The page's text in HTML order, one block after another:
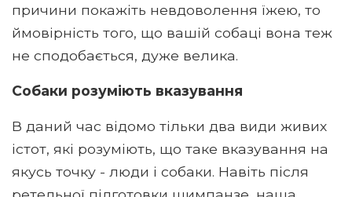
причини покажіть невдоволення їжею, то
ймовірність того, що вашій собаці вона теж
не сподобається, дуже велика.
Собаки розуміють вказування
В даний час відомо тільки два види живих
істот, які розуміють, що таке вказування на
якусь точку - люди і собаки. Навіть після